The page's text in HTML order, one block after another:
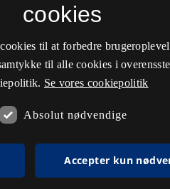
cookies
til at forbedre
til alle cookies i
Se vores cookiepolitik
Absolut nødvendige
Accepter kun